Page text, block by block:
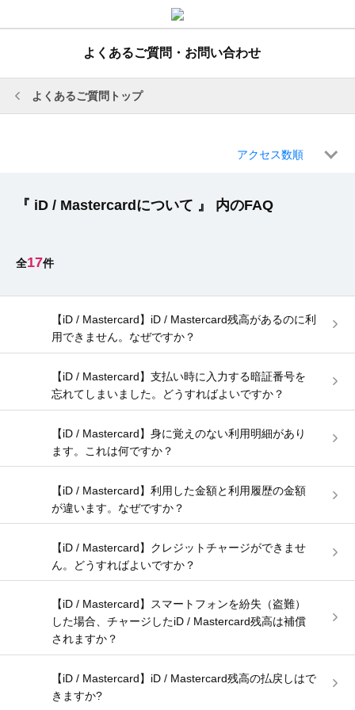
よくあるご質問・お問い合わせ
よくあるご質問トップ
アクセス数順
『 iD / Mastercardについて 』 内のFAQ
17
【iD / Mastercard】iD / Mastercard残高があるのに利
用できません。なぜですか？
【iD / Mastercard】支払い時に入力する暗証番号を
忘れてしまいました。どうすればよいですか？
【iD / Mastercard】身に覚えのない利用明細があり
ます。これは何ですか？
【iD / Mastercard】利用した金額と利用履歴の金額
が違います。なぜですか？
【iD / Mastercard】クレジットチャージができませ
ん。どうすればよいですか？
【iD / Mastercard】スマートフォンを紛失（盗難）
した場合、チャージしたiD / Mastercard残高は補償
されますか？
【iD / Mastercard】iD / Mastercard残高の払戻しはで
きますか?